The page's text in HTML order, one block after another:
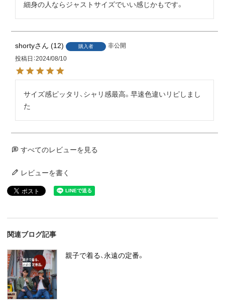
細身の人ならジャストサイズでいい感じかもです。
shorty 12 購入者
非公開
投稿日 2024/08/10
サイズ感ピッタリ、シャリ感最高。早速色違いリピしまし
た
すべてのレビューを見る
レビューを書く
関連ブログ記事
親子で着る、永遠の定番。